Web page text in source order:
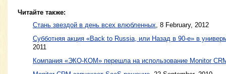
Читайте также:
Стань звездой в день всех влюбленных 8 February, 2012
Cубботняя акция «Back to Russia, или Назад в 90-е» в
2011
Компания «ЭКО-КОМ» перешла на использование Monitor